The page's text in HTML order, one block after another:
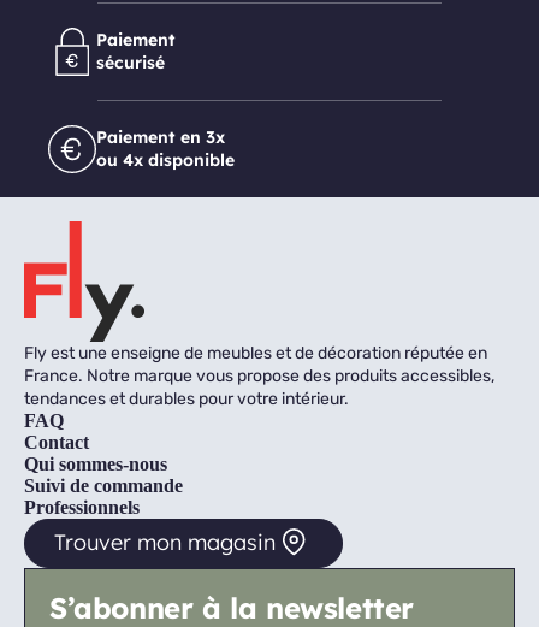
Paiement
sécurisé
Paiement en 3x
ou 4x disponible
Fly est une enseigne de meubles et de décoration réputée en
France. Notre marque vous propose des produits accessibles,
tendances et durables pour votre intérieur.
FAQ
Contact
Qui sommes-nous
Suivi de commande
Professionnels
Trouver mon magasin
S’abonner à la newsletter